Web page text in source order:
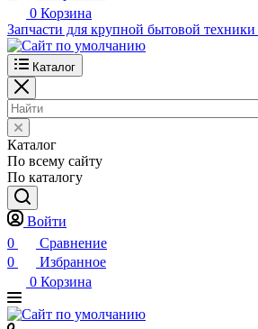
0 Корзина
Запчасти для крупной бытовой техники
Каталог
Каталог
По всему сайту
По каталогу
Войти
0
Сравнение
0
Избранное
0 Корзина